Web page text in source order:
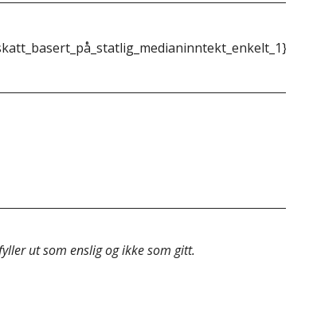
ut som enslig og ikke som gitt.